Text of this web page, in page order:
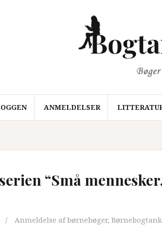
ANMELDELSER
“Små
Anmeldelse af børnebøger,